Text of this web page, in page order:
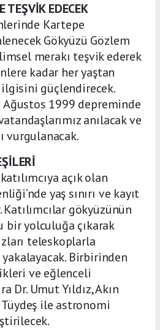
TEŞVİK EDECEK
Kartepe
Gökyüzü Gözlem
merakı teşvik ederek
kadar her yaştan
güçlendirecek.
1999 depreminde
anılacak ve
vurgulanacak.
açık olan
yaş sınırı ve kayıt
gökyüzünün
yolculuğa çıkarak
teleskoplarla
Birbirinden
ve eğlenceli
Dr. Umut Yıldız, Akın
ile astronomi